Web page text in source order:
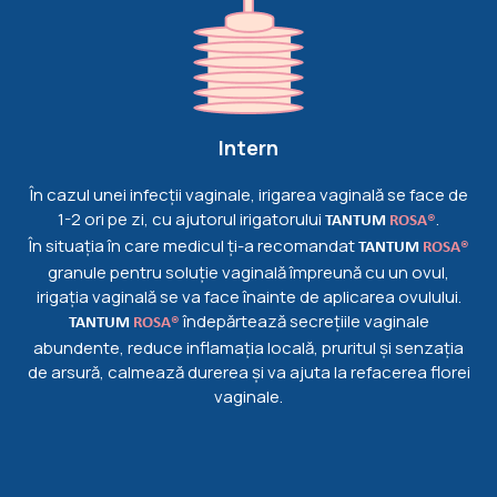
Intern
În cazul unei infecții vaginale, irigarea vaginală se face de
1-2 ori pe zi, cu ajutorul irigatorului TANTUM ROSA®.
În situația în care medicul ți-a recomandat TANTUM ROSA®
granule pentru soluție vaginală împreună cu un ovul,
irigația vaginală se va face înainte de aplicarea ovulului.
TANTUM ROSA® îndepărtează secrețiile vaginale
abundente, reduce inflamația locală, pruritul și senzația
de arsură, calmează durerea și va ajuta la refacerea florei
vaginale.